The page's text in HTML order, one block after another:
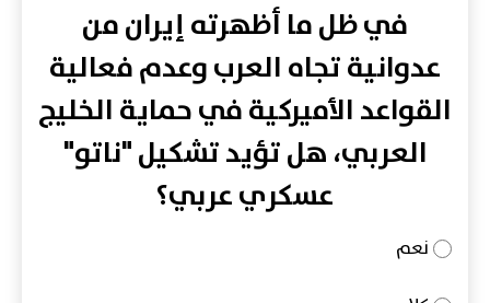
في ظل ما أظهرته إيران من
عدوانية تجاه العرب وعدم فعالية
القواعد الأميركية في حماية الخليج
العربي، هل تؤيد تشكيل "ناتو"
عسكري عربي؟
نعم